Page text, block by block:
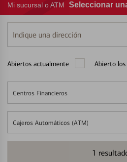
Mi sucursal o ATM Seleccionar
Indique
una
Abiertos actualmente Abierto los
Centros Financieros
Cajeros Automáticos (ATM)
1